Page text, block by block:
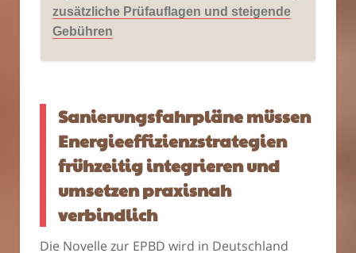
zusätzliche Prüfauflagen und steigende
Gebühren
Sanierungsfahrpläne müssen
Energieeffizienzstrategien
frühzeitig integrieren und
umsetzen praxisnah
verbindlich
Die Novelle zur EPBD wird in Deutschland